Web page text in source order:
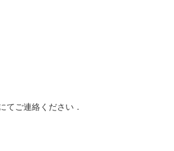
てご連絡ください．